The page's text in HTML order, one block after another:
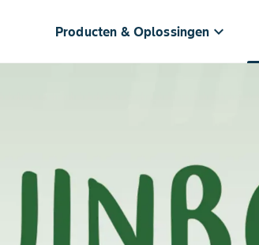
Producten & Oplossingen keyboard_arrow_down